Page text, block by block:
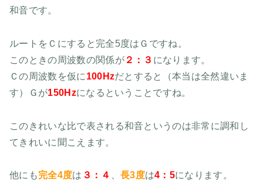
和音です。
ルートをＣにすると完全5度はＧですね。
このときの周波数の関係が２：３ になります。
Ｃの周波数を仮に 100Hzだとすると（本当は全然違いま
す）Ｇが150Hzになるということですね。
このきれいな比で表される和音というのは非常に調和し
てきれいに聞こえます。
他にも完全4度は ３：４ 、 長3度は4：5になります。